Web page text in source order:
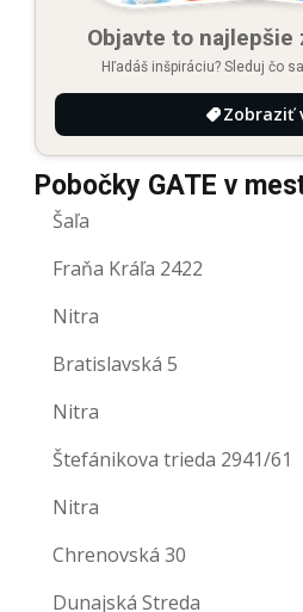
Objavte to najlepšie
Hľadáš inšpiráciu? Sleduj čo
Zobraziť
Pobočky GATE v
Šaľa
Fraňa Kráľa 2422
Nitra
Bratislavská 5
Nitra
Štefánikova trieda 2941/61
Nitra
Chrenovská 30
Dunajská Streda